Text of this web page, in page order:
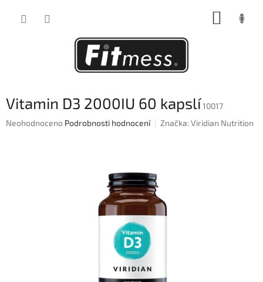
Vitamin D3 2000IU 60 kapslí10017
Průměrné
Neohodnoceno Podrobnosti hodnocení Značka:Viridian Nutrition